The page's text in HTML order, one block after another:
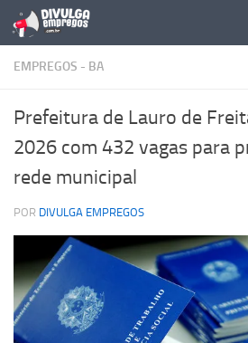
Skip to content
EMPREGOS - BA
Prefeitura de Lauro de
2026 com 432 vagas para
rede municipal
POR DIVULGA EMPREGOS